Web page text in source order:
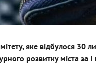
яке відбулося
розвитку міста за